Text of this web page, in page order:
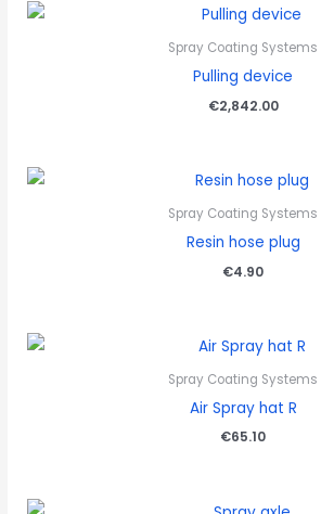
Spray Coating Systems
Pulling device
€2,842.00
Spray Coating Systems
Resin hose plug
€4.90
Spray Coating Systems
Air Spray hat R
€65.10